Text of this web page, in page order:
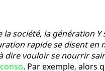
société, la génération Y
rapide se disent en
dire vouloir se nourrir
. Par exemple, alors